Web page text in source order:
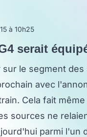
à 10h25
serait
le segment
avec
Cela fait
sources ne
parmi l'un